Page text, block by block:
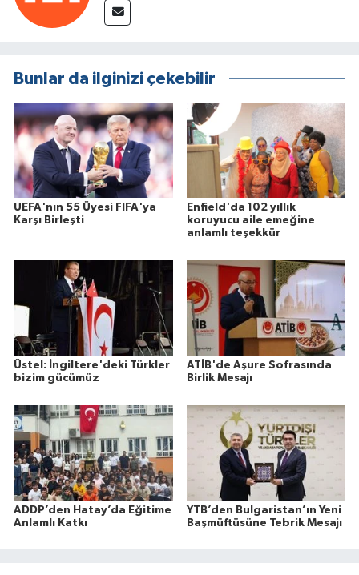
Bunlar da ilginizi çekebilir
UEFA'nın 55 Üyesi FIFA'ya
Karşı Birleşti
Enfield'da 102 yıllık
koruyucu aile emeğine
anlamlı teşekkür
Üstel: İngiltere'deki Türkler
bizim gücümüz
ATİB'de Aşure Sofrasında
Birlik Mesajı
ADDP’den Hatay’da Eğitime
Anlamlı Katkı
YTB’den Bulgaristan’ın Yeni
Başmüftüsüne Tebrik Mesajı